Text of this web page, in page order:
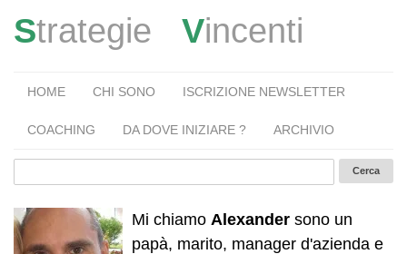
Strategie Vincenti
HOME CHI SONO ISCRIZIONE NEWSLETTER
COACHING DA DOVE INIZIARE ? ARCHIVIO
Mi chiamo Alexander sono un
papà, marito, manager d'azienda e